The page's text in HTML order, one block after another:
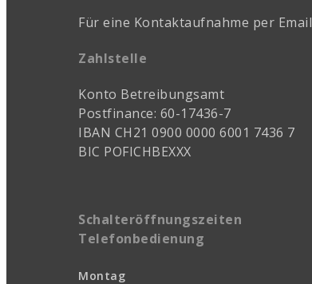
Für eine Kontaktaufnahme per
Zahlstelle
Konto Betreibungsamt
Postfinance: 60-17436-7
IBAN CH21 0900 0000 6001 7436 7
BIC POFICHBEXXX
Schalteröffnungszeiten
Telefonbedienung
Montag